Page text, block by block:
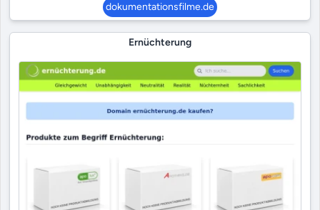
dokumentationsfilme.de
Ernüchterung